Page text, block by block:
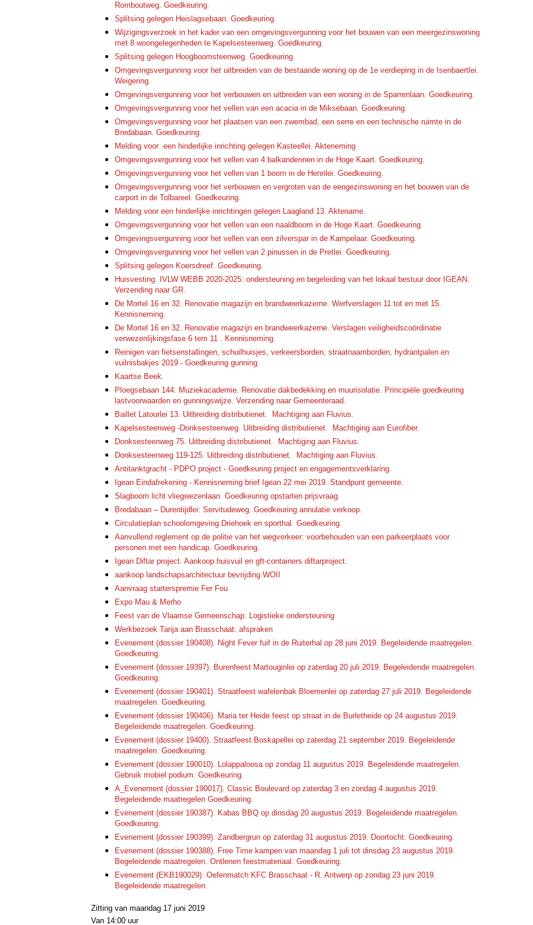
Romboutweg. Goedkeuring.
Splitsing gelegen Heislagsebaan. Goedkeuring.
Wijzigingsverzoek in het kader van een omgevingsvergunning voor het bouwen van een meergezinswoning
met 8 woongelegenheden te Kapelsesteenweg. Goedkeuring.
Splitsing gelegen Hoogboomsteenweg. Goedkeuring.
Omgevingsvergunning voor het uitbreiden van de bestaande woning op de 1e verdieping in de Isenbaertlei.
Weigering.
Omgevingsvergunning voor het verbouwen en uitbreiden van een woning in de Sparrenlaan. Goedkeuring.
Omgevingsvergunning voor het vellen van een acacia in de Miksebaan. Goedkeuring.
Omgevingsvergunning voor het plaatsen van een zwembad, een serre en een technische ruimte in de
Bredabaan. Goedkeuring.
Melding voor een hinderlijke inrichting gelegen Kasteellei. Akteneming
Omgevingsvergunning voor het vellen van 4 balkandennen in de Hoge Kaart. Goedkeuring.
Omgevingsvergunning voor het vellen van 1 boom in de Henrilei. Goedkeuring.
Omgevingsvergunning voor het verbouwen en vergroten van de eengezinswoning en het bouwen van de
carport in de Tolbareel. Goedkeuring.
Melding voor een hinderlijke inrichtingen gelegen Laagland 13. Aktename.
Omgevingsvergunning voor het vellen van een naaldboom in de Hoge Kaart. Goedkeuring.
Omgevingsvergunning voor het vellen van een zilverspar in de Kampelaar. Goedkeuring.
Omgevingsvergunning voor het vellen van 2 pinussen in de Pretlei. Goedkeuring.
Splitsing gelegen Koersdreef. Goedkeuring.
Huisvesting. IVLW WEBB 2020-2025: ondersteuning en begeleiding van het lokaal bestuur door IGEAN.
Verzending naar GR.
De Mortel 16 en 32. Renovatie magazijn en brandweerkazerne. Werfverslagen 11 tot en met 15.
Kennisneming.
De Mortel 16 en 32. Renovatie magazijn en brandweerkazerne. Verslagen veiligheidscoördinatie
verwezenlijkingsfase 6 tem 11 . Kennisneming.
Reinigen van fietsenstallingen, schuilhuisjes, verkeersborden, straatnaamborden, hydrantpalen en
vuilnisbakjes 2019 - Goedkeuring gunning.
Kaartse Beek.
Ploegsebaan 144. Muziekacademie. Renovatie dakbedekking en muurisolatie. Principiële goedkeuring
lastvoorwaarden en gunningswijze. Verzending naar Gemeenteraad.
Baillet Latourlei 13. Uitbreiding distributienet. Machtiging aan Fluvius.
Kapelsesteenweg -Donksesteenweg. Uitbreiding distributienet. Machtiging aan Eurofiber.
Donksesteenweg 75. Uitbreiding distributienet. Machtiging aan Fluvius.
Donksesteenweg 119-125. Uitbreiding distributienet. Machtiging aan Fluvius.
Antitanktgracht - PDPO project - Goedkeuring project en engagementsverklaring.
Igean Eindafrekening - Kennisneming brief Igean 22 mei 2019. Standpunt gemeente.
Slagboom licht vliegwezenlaan. Goedkeuring opstarten prijsvraag.
Bredabaan – Durentijdlei: Servitudeweg. Goedkeuring annulatie verkoop.
Circulatieplan schoolomgeving Driehoek en sporthal. Goedkeuring.
Aanvullend reglement op de politie van het wegverkeer: voorbehouden van een parkeerplaats voor
personen met een handicap. Goedkeuring.
Igean Diftar project. Aankoop huisvuil en gft-containers diftarproject.
aankoop landschapsarchitectuur bevrijding WOII
Aanvraag starterspremie Fer Fou
Expo Mau & Merho
Feest van de Vlaamse Gemeenschap. Logistieke ondersteuning
Werkbezoek Tarija aan Brasschaat: afspraken
Evenement (dossier 190408). Night Fever fuif in de Ruiterhal op 28 juni 2019. Begeleidende maatregelen.
Goedkeuring.
Evenement (dossier 19397). Burenfeest Martouginlei op zaterdag 20 juli 2019. Begeleidende maatregelen.
Goedkeuring.
Evenement (dossier 190401). Straatfeest wafelenbak Bloemenlei op zaterdag 27 juli 2019. Begeleidende
maatregelen. Goedkeuring.
Evenement (dossier 190406). Maria ter Heide feest op straat in de Burletheide op 24 augustus 2019.
Begeleidende maatregelen. Goedkeuring.
Evenement (dossier 19400). Straatfeest Boskapellei op zaterdag 21 september 2019. Begeleidende
maatregelen. Goedkeuring.
Evenement (dossier 190010). Lolappaloosa op zondag 11 augustus 2019. Begeleidende maatregelen.
Gebruik mobiel podium. Goedkeuring.
A_Evenement (dossier 190017). Classic Boulevard op zaterdag 3 en zondag 4 augustus 2019.
Begeleidende maatregelen Goedkeuring.
Evenement (dossier 190387). Kabas BBQ op dinsdag 20 augustus 2019. Begeleidende maatregelen.
Goedkeuring.
Evenement (dossier 190399). Zandbergrun op zaterdag 31 augustus 2019. Doortocht. Goedkeuring.
Evenement (dossier 190388). Free Time kampen van maandag 1 juli tot dinsdag 23 augustus 2019.
Begeleidende maatregelen. Ontlenen feestmateriaal. Goedkeuring.
Evenement (EKB190029). Oefenmatch KFC Brasschaat - R. Antwerp op zondag 23 juni 2019.
Begeleidende maatregelen.
Zitting van maandag 17 juni 2019
Van 14:00 uur